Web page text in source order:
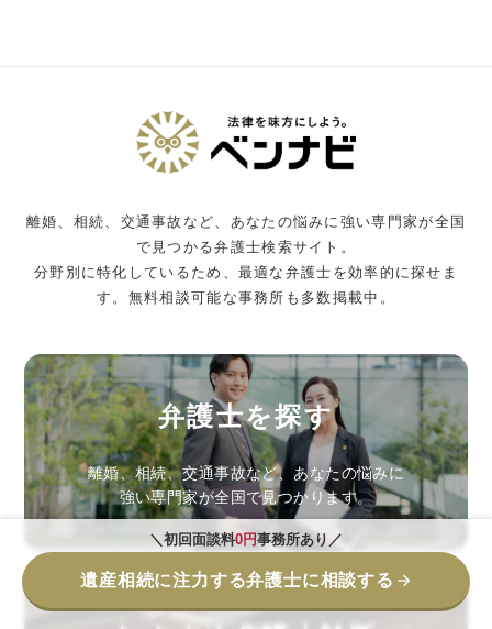
離婚、相続、交通事故など、あなたの悩みに強い専門家が全国
で見つかる弁護士検索サイト。
分野別に特化しているため、最適な弁護士を効率的に探せま
す。無料相談可能な事務所も多数掲載中。
弁護士を探す
離婚、相続、交通事故など、あなたの悩みに
強い専門家が全国で見つかります。
＼初回面談料0円事務所あり／
遺産相続に注力する弁護士に相談する